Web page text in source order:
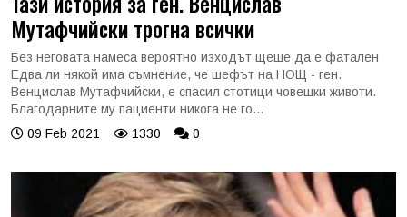
Мутафчийски трогна всички
Без неговата намеса вероятно изходът щеше да е фатален
Едва ли някой има съмнение, че шефът на НОЩ - ген.
Венцислав Мутафчийски, е спасил стотици човешки животи.
Благодарните му пациенти никога не го...
09 Feb 2021
1330 0